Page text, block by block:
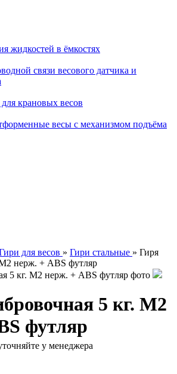
жидкостей в ёмкостях
связи весового датчика и
крановых весов
весы с механизмом подъёма
для весов » Гири стальные » Гиря
нерж. + ABS футляр
5 кг. М2
футляр
у менеджера